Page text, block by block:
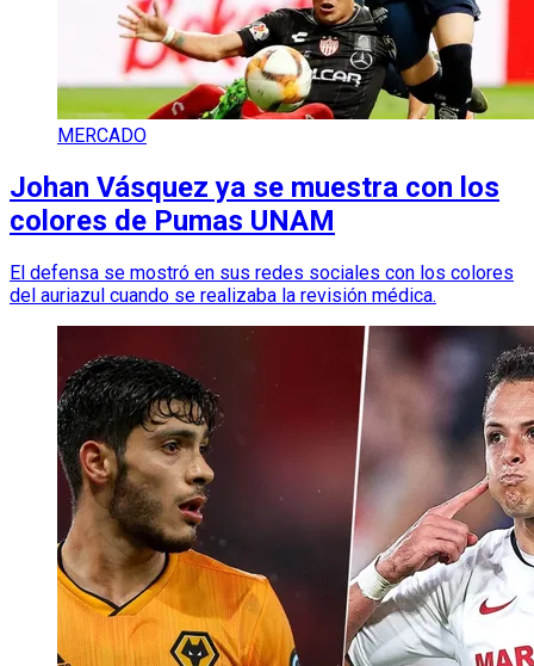
MERCADO
Johan Vásquez ya se muestra con los
colores de Pumas UNAM
El defensa se mostró en sus redes sociales con los colores
del auriazul cuando se realizaba la revisión médica.